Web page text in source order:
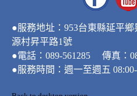
●服務地址：953台東縣延平
源村昇平路1號
●電話：089-561285 傳真：
●服務時間：週一至週五